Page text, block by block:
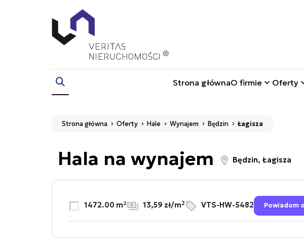
Strona głównaO firmie Oferty
Strona główna Oferty Hale Wynajem Będzin Łagisza
Hala na wynajem Będzin, Łagisza
1472.00 m² 13,59 zł/m2 VTS-HW-5482 Powiadom